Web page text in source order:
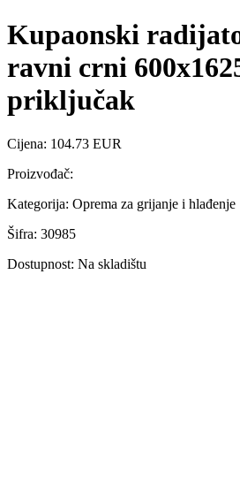
Kupaonski
ravni crni
priključak
Cijena: 104.73 EUR
Proizvođač:
Kategorija: Oprema za grijanje i hlađenje
Šifra: 30985
Dostupnost: Na skladištu